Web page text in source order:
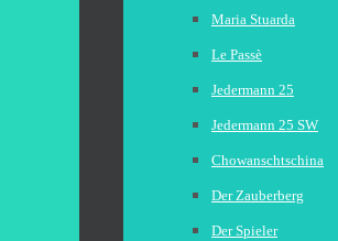
Maria Stuarda
Le Passè
Jedermann 25
Jedermann 25 SW
Chowanschtschina
Der Zauberberg
Der Spieler